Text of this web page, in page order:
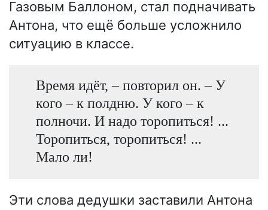
Газовым Баллоном, стал подначивать
Антона, что ещё больше усложнило
ситуацию в классе.
Время идёт, – повторил он. – У
кого – к полдню. У кого – к
полночи. И надо торопиться! ...
Торопиться, торопиться! ...
Мало ли!
Эти слова дедушки заставили Антона